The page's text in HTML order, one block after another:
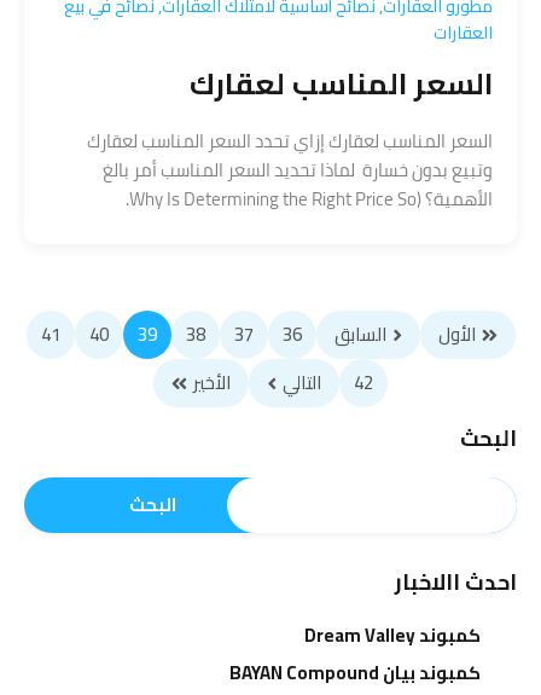
العقارات
السعر المناسب لعقارك
السعر المناسب لعقارك إزاي تحدد السعر المناسب لعقارك
وتبيع بدون خسارة لماذا تحديد السعر المناسب أمر بالغ
الأهمية؟ (Why Is Determining the Right Price So.
الأول السابق 36
37
38
39
40
41
42
التالي الأخير
البحث
البحث
احدث االاخبار
كمبوند Dream Valley
كمبوند بيان BAYAN Compound